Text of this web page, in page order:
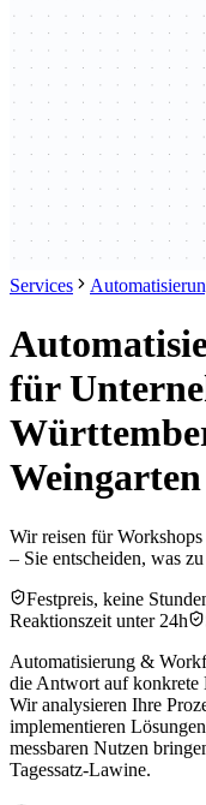
Services
für
Weingarten
Wir reisen für
– Sie entscheiden, was
Festpreis, keine
Reaktionszeit unter 24h
Automatisierung &
die Antwort auf konkrete
Wir analysieren Ihre
implementieren
messbaren Nutzen
Tagessatz-Lawine.